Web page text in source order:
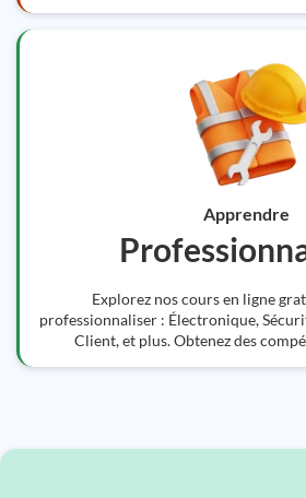
Apprendre
Explorez nos cours en ligne
professionnaliser : Électronique,
Client, et plus. Obtenez des